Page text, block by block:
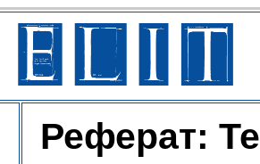
Реферат: